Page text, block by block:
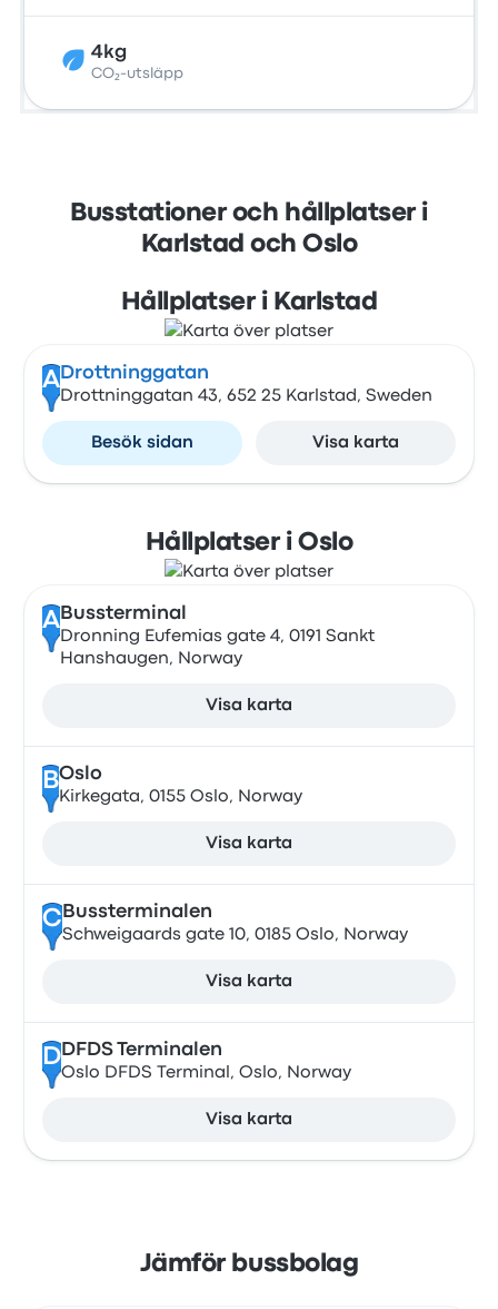
4kg
CO₂-utsläpp
Busstationer och hållplatser i
Karlstad och Oslo
Hållplatser i Karlstad
A Drottninggatan
Drottninggatan 43, 652 25 Karlstad, Sweden
Besök sidan Visa karta
Hållplatser i Oslo
A Bussterminal
Dronning Eufemias gate 4, 0191 Sankt
Hanshaugen, Norway
Visa karta
BOslo
Kirkegata, 0155 Oslo, Norway
Visa karta
CBussterminalen
Schweigaards gate 10, 0185 Oslo, Norway
Visa karta
DDFDS Terminalen
Oslo DFDS Terminal, Oslo, Norway
Visa karta
Jämför bussbolag